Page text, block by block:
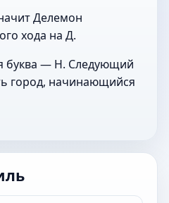
Делемон
хода на Д.
буква — Н. Следующий
город, начинающийся